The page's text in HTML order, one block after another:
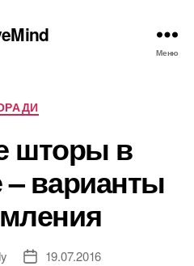
Меню
Категорії
шторы в
– варианты
Дата19.07.2016